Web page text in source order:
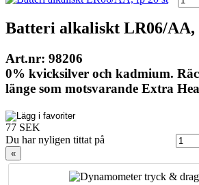
Batteri alkaliskt LR06/AA,
Art.nr: 98206
0% kvicksilver och kadmium.
länge som motsvarande Extra
77 SEK
Du har nyligen tittat på
«